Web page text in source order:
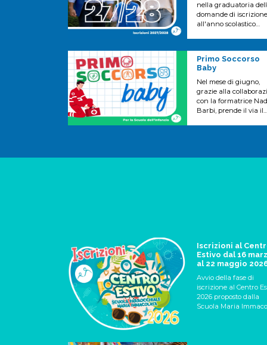
nella graduatoria
domande di iscrizione
all'anno scolastico
Primo Soccorso
Baby
Nel mese di giugno,
grazie alla
con la formatrice
Barbi, prende il via il
con i bambini della
Iscrizioni al
Estivo dal 16
al 22 maggio
Avvio della fase di
iscrizione al Centro
2026 proposto dalla
Scuola Maria